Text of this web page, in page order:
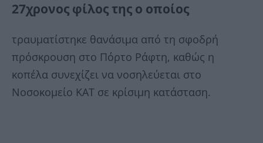
27χρονος φίλος της ο οποίος
τραυματίστηκε θανάσιμα από τη σφοδρή
πρόσκρουση στο Πόρτο Ράφτη, καθώς η
κοπέλα συνεχίζει να νοσηλεύεται στο
Νοσοκομείο ΚΑΤ σε κρίσιμη κατάσταση.